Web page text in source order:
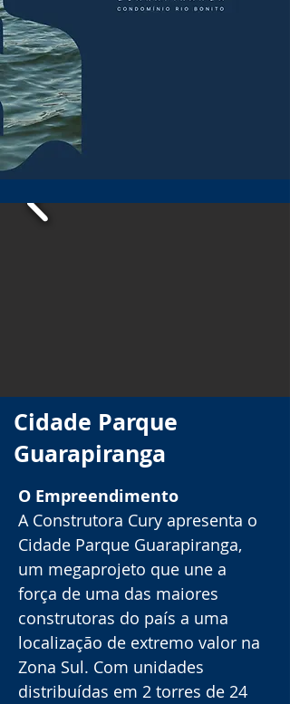
Cidade Parque
Guarapiranga
O Empreendimento
A Construtora Cury apresenta o
Cidade Parque Guarapiranga,
um megaprojeto que une a
força de uma das maiores
construtoras do país a uma
localização de extremo valor na
Zona Sul. Com unidades
distribuídas em 2 torres de 24